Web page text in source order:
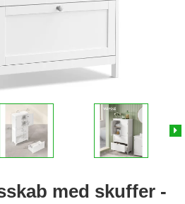
med skuffer -